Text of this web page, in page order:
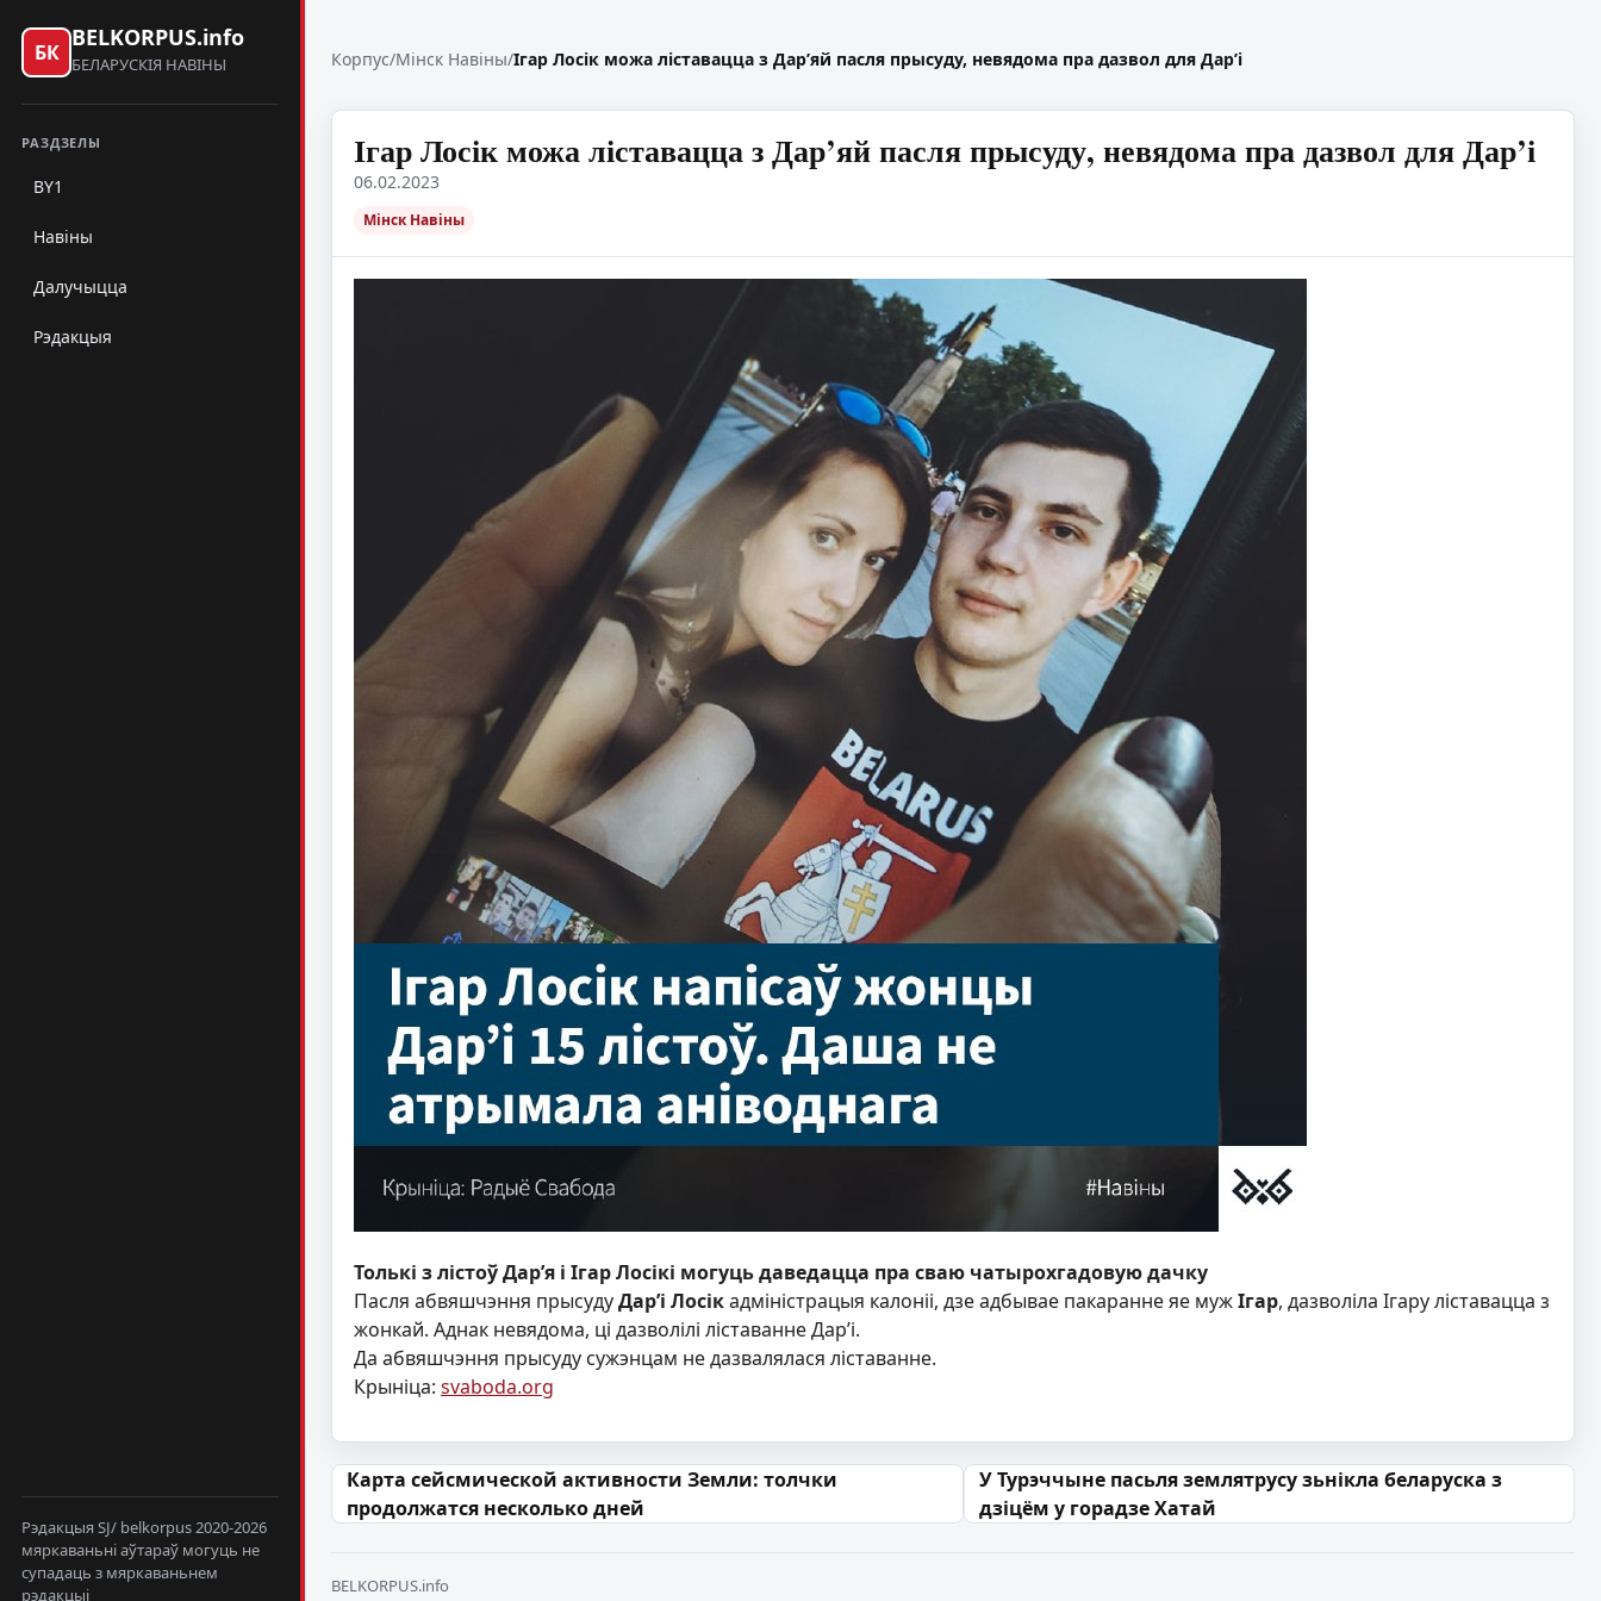
БК
BELKORPUS.info
БЕЛАРУСКІЯ НАВІНЫ
РАЗДЗЕЛЫ
BY1
Навіны
Далучыцца
Рэдакцыя
Рэдакцыя SJ/ belkorpus 2020-2026
мяркаваньні аўтараў могуць не
супадаць з мяркаваньнем
рэдакцыі
Корпус/Мінск Навіны/Ігар Лосік можа ліставацца з Дар’яй пасля прысуду, невядома пра дазвол для Дар’і
Ігар Лосік можа ліставацца з Дар’яй пасля прысуду, невядома пра дазвол для Дар’і
06.02.2023
Мінск Навіны
Толькі з лістоў Дар’я і Ігар Лосікі могуць даведацца пра сваю чатырохгадовую дачку
Пасля абвяшчэння прысудуДар’і Лосікадміністрацыя калоніі, дзе адбывае пакаранне яе мужІгар, дазволіла Ігару ліставацца з
жонкай. Аднак невядома, ці дазволілі ліставанне Дар’і.
Да абвяшчэння прысуду сужэнцам не дазвалялася ліставанне.
Крыніца: svaboda.org
Навігацыя па запісах
Карта сейсмической активности Земли: толчки
продолжатся несколько дней
У Турэччыне пасьля землятрусу зьнікла беларуска з
дзіцём у горадзе Хатай
BELKORPUS.info